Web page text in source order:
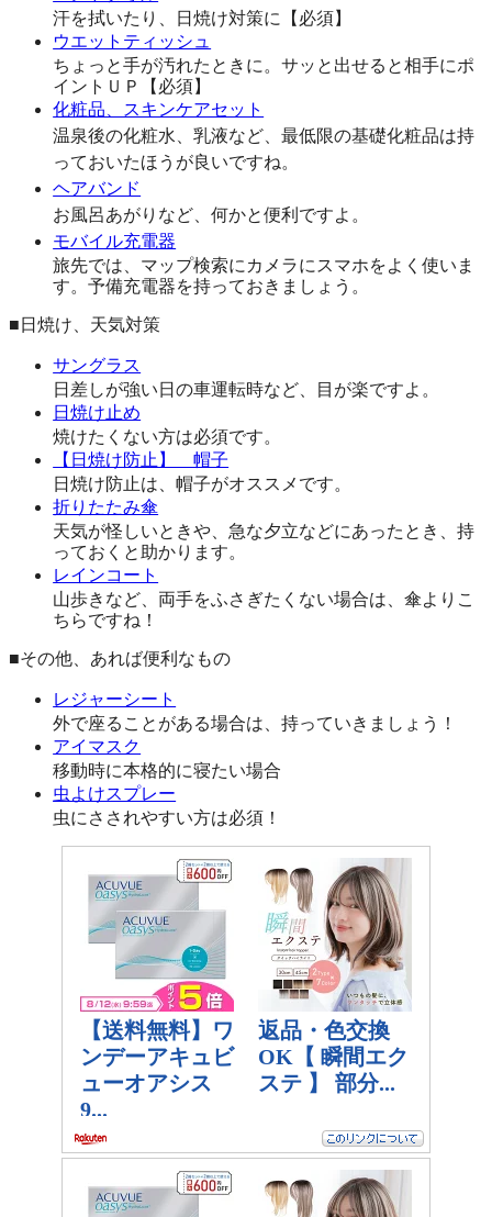
汗を拭いたり、日焼け対策に【必須】
ウエットティッシュ
ちょっと手が汚れたときに。サッと出せると相手にポ
イントＵＰ【必須】
化粧品、スキンケアセット
温泉後の化粧水、乳液など、最低限の基礎化粧品は持
っておいたほうが良いですね。
ヘアバンド
お風呂あがりなど、何かと便利ですよ。
モバイル充電器
旅先では、マップ検索にカメラにスマホをよく使いま
す。予備充電器を持っておきましょう。
■日焼け、天気対策
サングラス
日差しが強い日の車運転時など、目が楽ですよ。
日焼け止め
焼けたくない方は必須です。
【日焼け防止】 帽子
日焼け防止は、帽子がオススメです。
折りたたみ傘
天気が怪しいときや、急な夕立などにあったとき、持
っておくと助かります。
レインコート
山歩きなど、両手をふさぎたくない場合は、傘よりこ
ちらですね！
■その他、あれば便利なもの
レジャーシート
外で座ることがある場合は、持っていきましょう！
アイマスク
移動時に本格的に寝たい場合
虫よけスプレー
虫にさされやすい方は必須！